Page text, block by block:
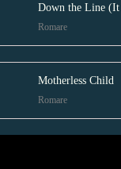
Down the Line (It
Romare
Motherless Child
Romare